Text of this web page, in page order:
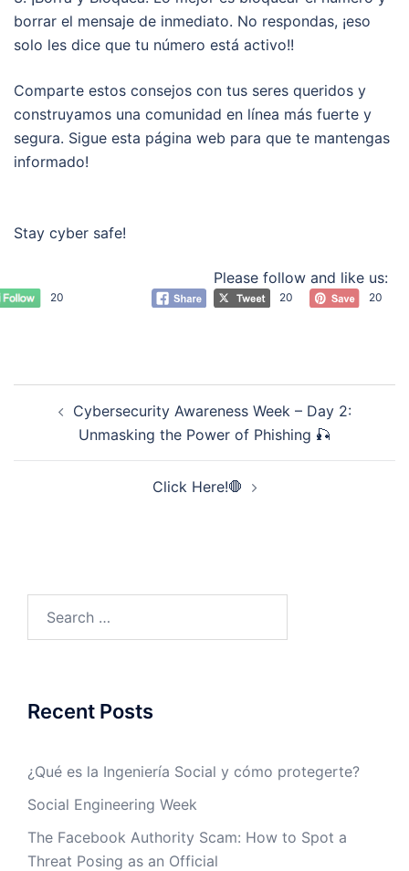
borrar el mensaje de inmediato. No respondas, ¡eso
solo les dice que tu número está activo!!
Comparte estos consejos con tus seres queridos y
construyamos una comunidad en línea más fuerte y
segura. Sigue esta página web para que te mantengas
informado!
Stay cyber safe!
Please follow and like us:
20 20 20
navigationCybersecurity Awareness Week – Day 2:
Unmasking the Power of Phishing 🎣
Click Here!🛑
for:
Recent Posts
¿Qué es la Ingeniería Social y cómo protegerte?
Social Engineering Week
The Facebook Authority Scam: How to Spot a
Threat Posing as an Official